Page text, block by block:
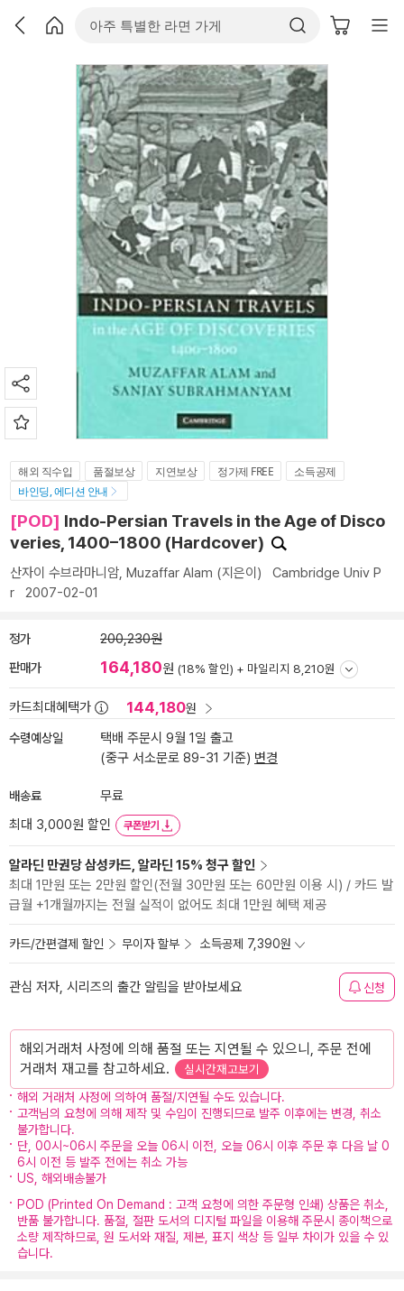
해외 직수입 품절보상 지연보상 정가제 FREE
소득공제
바인딩, 에디션 안내
[POD] Indo-Persian Travels in the Age of Disco
veries, 1400–1800 (Hardcover)
산자이 수브라마니암, Muzaffar Alam (지은이) Cambridge Univ P
r 2007-02-01
정가 200,230원
판매가 164,180원 (18% 할인) + 마일리지 8,210원
카드최대혜택가 144,180원
수령예상일
택배 주문시 9월 1일 출고
(중구 서소문로 89-31 기준) 변경
배송료
무료
최대 3,000원 할인
쿠폰받기
알라딘 만권당 삼성카드, 알라딘 15% 청구 할인
최대 1만원 또는 2만원 할인(전월 30만원 또는 60만원 이용 시) / 카드 발
급월 +1개월까지는 전월 실적이 없어도 최대 1만원 혜택 제공
카드/간편결제 할인 무이자 할부 소득공제 7,390원
관심 저자, 시리즈의 출간 알림을 받아보세요 신청
해외거래처 사정에 의해 품절 또는 지연될 수 있으니, 주문 전에
거래처 재고를 참고하세요.
실시간재고보기
해외 거래처 사정에 의하여 품절/지연될 수도 있습니다.
고객님의 요청에 의해 제작 및 수입이 진행되므로 발주 이후에는 변경, 취소
불가합니다.
단, 00시~06시 주문을 오늘 06시 이전, 오늘 06시 이후 주문 후 다음 날 0
6시 이전 등 발주 전에는 취소 가능
US, 해외배송불가
POD (Printed On Demand : 고객 요청에 의한 주문형 인쇄) 상품은 취소,
반품 불가합니다. 품절, 절판 도서의 디지털 파일을 이용해 주문시 종이책으로
소량 제작하므로, 원 도서와 재질, 제본, 표지 색상 등 일부 차이가 있을 수 있
습니다.